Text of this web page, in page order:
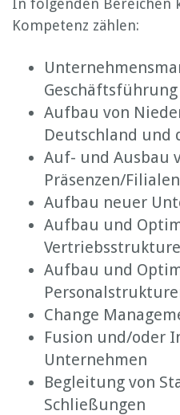
Kompetenz zählen:
Aufbau von
Deutschland und
Auf- und Ausbau
Präsenzen/
Aufbau neuer
Aufbau und
Aufbau und
Change
Fusion und/oder
Unternehmen
Begleitung von
Schließungen